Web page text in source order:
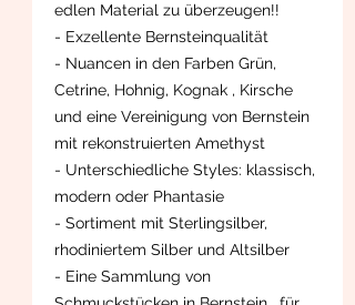
edlen Material zu überzeugen!!
- Exzellente Bernsteinqualität
- Nuancen in den Farben Grün,
Cetrine, Hohnig, Kognak , Kirsche
und eine Vereinigung von Bernstein
mit rekonstruierten Amethyst
- Unterschiedliche Styles: klassisch,
modern oder Phantasie
- Sortiment mit Sterlingsilber,
rhodiniertem Silber und Altsilber
- Eine Sammlung von